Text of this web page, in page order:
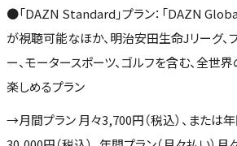
●「DAZN Standard」プラン：「DAZN
が視聴可能なほか、明治安田生命Jリーグ、
ー、モータースポーツ、ゴルフを含む、全世
楽しめるプラン
→月間プラン 月々3,700円（税込）、または年